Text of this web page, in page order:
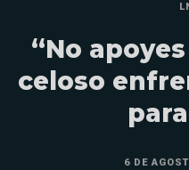
“No
celoso
6 DE